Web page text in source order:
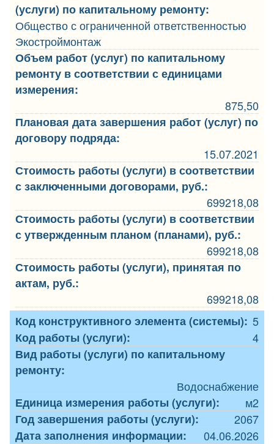
(услуги) по капитальному ремонту:
Общество с ограниченной ответственностью
Экостроймонтаж
Объем работ (услуг) по капитальному
ремонту в соответствии с единицами
измерения:
875,50
Плановая дата завершения работ (услуг) по
договору подряда:
15.07.2021
Стоимость работы (услуги) в соответствии
с заключенными договорами, руб.:
699218,08
Стоимость работы (услуги) в соответствии
с утвержденным планом (планами), руб.:
699218,08
Стоимость работы (услуги), принятая по
актам, руб.:
699218,08
Код конструктивного элемента (системы): 5
Код работы (услуги):
4
Вид работы (услуги) по капитальному
ремонту:
Водоснабжение
Единица измерения работы (услуги):
м2
Год завершения работы (услуги):
2067
Дата заполнения информации:
04.06.2026